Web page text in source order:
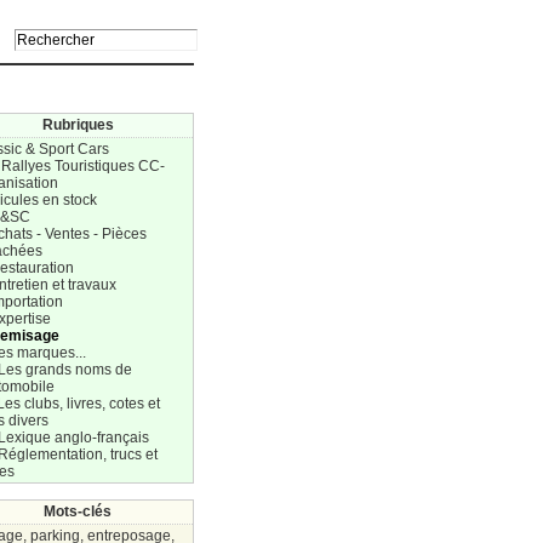
Rubriques
& Sport Cars
Rallyes Touristiques CC-
en stock
- Ventes - Pièces
et travaux
marques...
grands noms de
clubs, livres, cotes et
divers
anglo-français
trucs et
Mots-clés
parking, entreposage,